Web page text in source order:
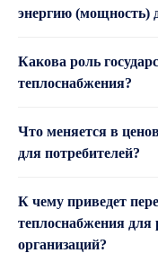
энергию (мощность)
Какова роль
теплоснабжения?
Что меняется в
для потребителей?
К чему приведет
теплоснабжения
организаций?